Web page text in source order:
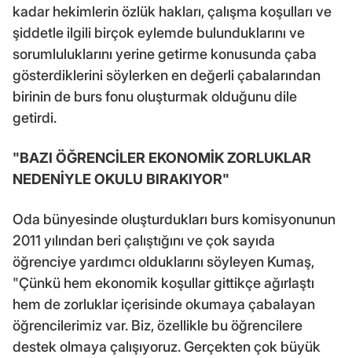
kadar hekimlerin özlük hakları, çalışma koşulları ve
şiddetle ilgili birçok eylemde bulunduklarını ve
sorumluluklarını yerine getirme konusunda çaba
gösterdiklerini söylerken en değerli çabalarından
birinin de burs fonu oluşturmak olduğunu dile
getirdi.
"BAZI ÖĞRENCİLER EKONOMİK ZORLUKLAR
NEDENİYLE OKULU BIRAKIYOR"
Oda bünyesinde oluşturdukları burs komisyonunun
2011 yılından beri çalıştığını ve çok sayıda
öğrenciye yardımcı olduklarını söyleyen Kumaş,
"Çünkü hem ekonomik koşullar gittikçe ağırlaştı
hem de zorluklar içerisinde okumaya çabalayan
öğrencilerimiz var. Biz, özellikle bu öğrencilere
destek olmaya çalışıyoruz. Gerçekten çok büyük